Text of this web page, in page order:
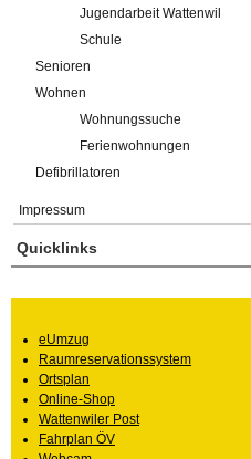
Jugendarbeit Wattenwil
Schule
Senioren
Wohnen
Wohnungssuche
Ferienwohnungen
Defibrillatoren
Impressum
Quicklinks
eUmzug
Raumreservationssystem
Ortsplan
Online-Shop
Wattenwiler Post
Fahrplan ÖV